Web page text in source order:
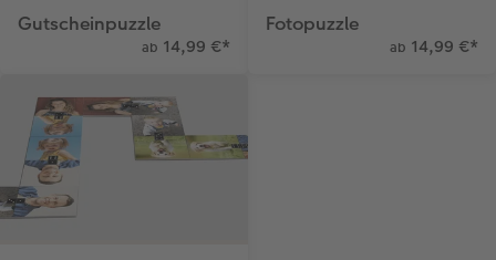
Gutscheinpuzzle
ab 14,99 €*
Fotopuzzle
ab 14,99 €*